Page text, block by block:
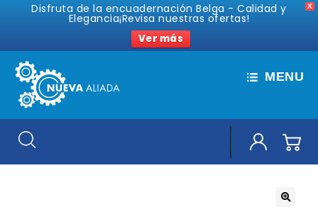
X
Disfruta de la encuadernación Belga - Calidad y
Elegancia¡Revisa nuestras ofertas!
Ver más
MENU